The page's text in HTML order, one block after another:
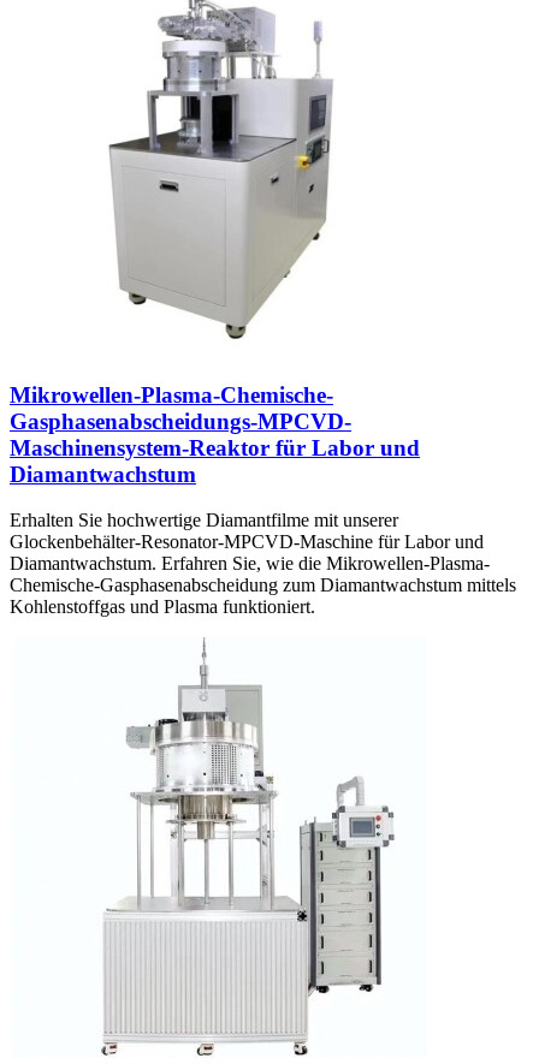
Mikrowellen-Plasma-Chemische-
Gasphasenabscheidungs-MPCVD-
Maschinensystem-Reaktor für Labor und
Diamantwachstum
Erhalten Sie hochwertige Diamantfilme mit unserer
Glockenbehälter-Resonator-MPCVD-Maschine für Labor und
Diamantwachstum. Erfahren Sie, wie die Mikrowellen-Plasma-
Chemische-Gasphasenabscheidung zum Diamantwachstum mittels
Kohlenstoffgas und Plasma funktioniert.